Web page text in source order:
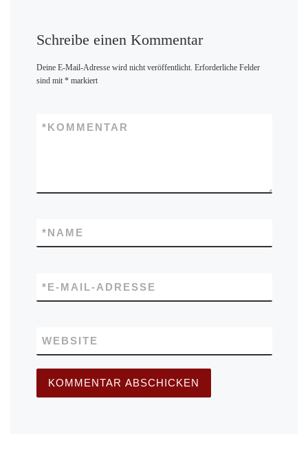
Schreibe einen Kommentar
Deine E-Mail-Adresse wird nicht veröffentlicht. Erforderliche Felder
sind mit *markiert
KOMMENTAR
*
NAME
*
E-MAIL-ADRESSE
*
WEBSITE